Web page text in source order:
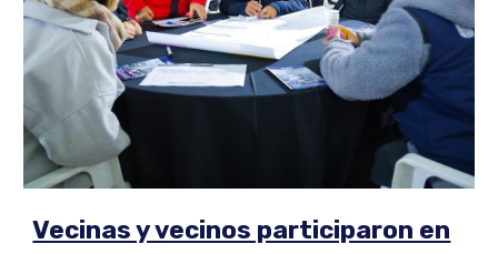
Vecinas y vecinos participaron en